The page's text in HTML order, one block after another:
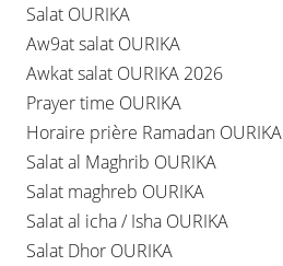
Salat OURIKA
Aw9at salat OURIKA
Awkat salat OURIKA 2026
Prayer time OURIKA
Horaire prière Ramadan OURIKA
Salat al Maghrib OURIKA
Salat maghreb OURIKA
Salat al icha / Isha OURIKA
Salat Dhor OURIKA